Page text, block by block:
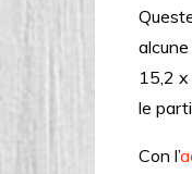
15,2
le
Con l’